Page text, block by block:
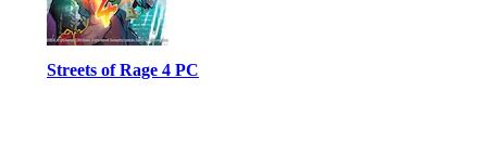
Streets of Rage 4 PC